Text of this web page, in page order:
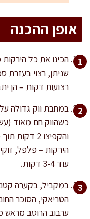
אופן ההכנה
הכינו את כל
שניתן, רצוי בעזרת
רצועות דקות – הן
במחבת ווק גדולה
כשהווק חם מאוד
והקפיצו 2
הירקות – פלפל,
עוד 3-4 דקות.
במקביל, בקערה
הטריאקי, הסוכר
ערבוב הרוטב מראש